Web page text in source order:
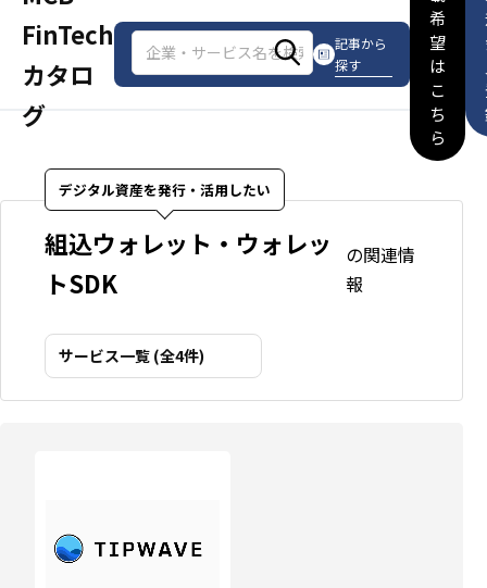
FinTech
カタロ
グ
記事から
探す
希
望
は
こ
ち
ら
デジタル資産を発行・活用したい
組込ウォレット・ウォレッ
トSDK
の関連情
報
サービス一覧 (全4件)